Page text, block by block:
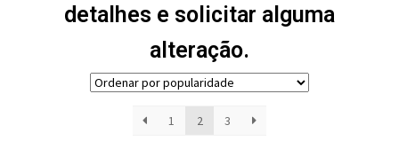
detalhes e solicitar alguma
alteração.
1 2 3